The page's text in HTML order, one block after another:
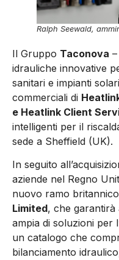
Ralph Seewald,
Il Gruppo Taconova
idrauliche innovative
sanitari e impianti
commerciali di
e Heatlink Client
intelligenti per il
sede a Sheffield (UK).
In seguito
aziende nel Regno
nuovo ramo
Limited, che garantirà
ampia di soluzioni per
un catalogo che
bilanciamento